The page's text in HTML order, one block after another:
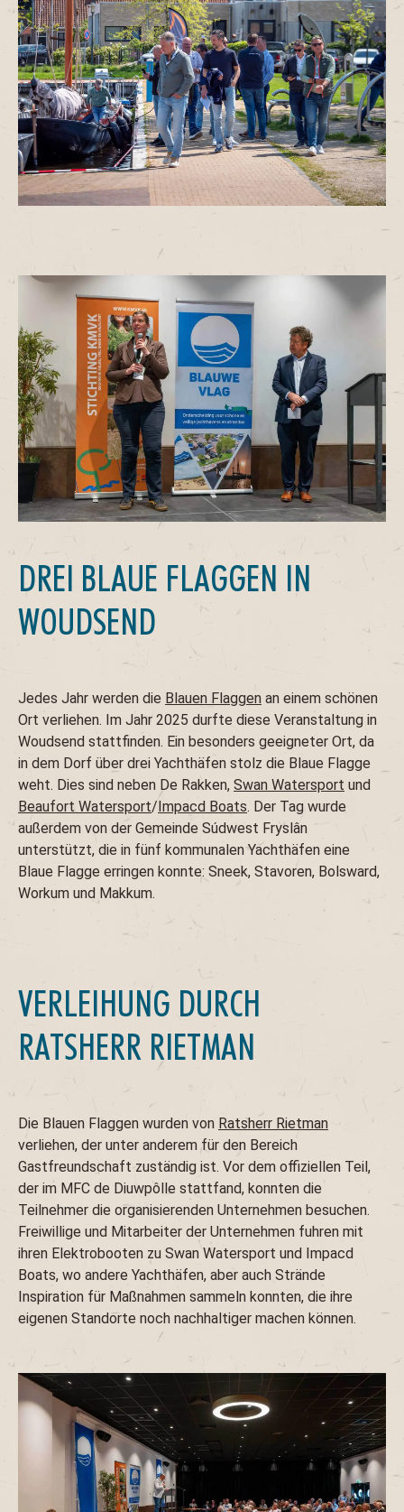
DREI BLAUE FLAGGEN IN
WOUDSEND
Jedes Jahr werden die Blauen Flaggen an einem schönen
Ort verliehen. Im Jahr 2025 durfte diese Veranstaltung in
Woudsend stattfinden. Ein besonders geeigneter Ort, da
in dem Dorf über drei Yachthäfen stolz die Blaue Flagge
weht. Dies sind neben De Rakken, Swan Watersport und
Beaufort Watersport/Impacd Boats. Der Tag wurde
außerdem von der Gemeinde Súdwest Fryslân
unterstützt, die in fünf kommunalen Yachthäfen eine
Blaue Flagge erringen konnte: Sneek, Stavoren, Bolsward,
Workum und Makkum.
VERLEIHUNG DURCH
RATSHERR RIETMAN
Die Blauen Flaggen wurden von Ratsherr Rietman
verliehen, der unter anderem für den Bereich
Gastfreundschaft zuständig ist. Vor dem offiziellen Teil,
der im MFC de Diuwpôlle stattfand, konnten die
Teilnehmer die organisierenden Unternehmen besuchen.
Freiwillige und Mitarbeiter der Unternehmen fuhren mit
ihren Elektrobooten zu Swan Watersport und Impacd
Boats, wo andere Yachthäfen, aber auch Strände
Inspiration für Maßnahmen sammeln konnten, die ihre
eigenen Standorte noch nachhaltiger machen können.